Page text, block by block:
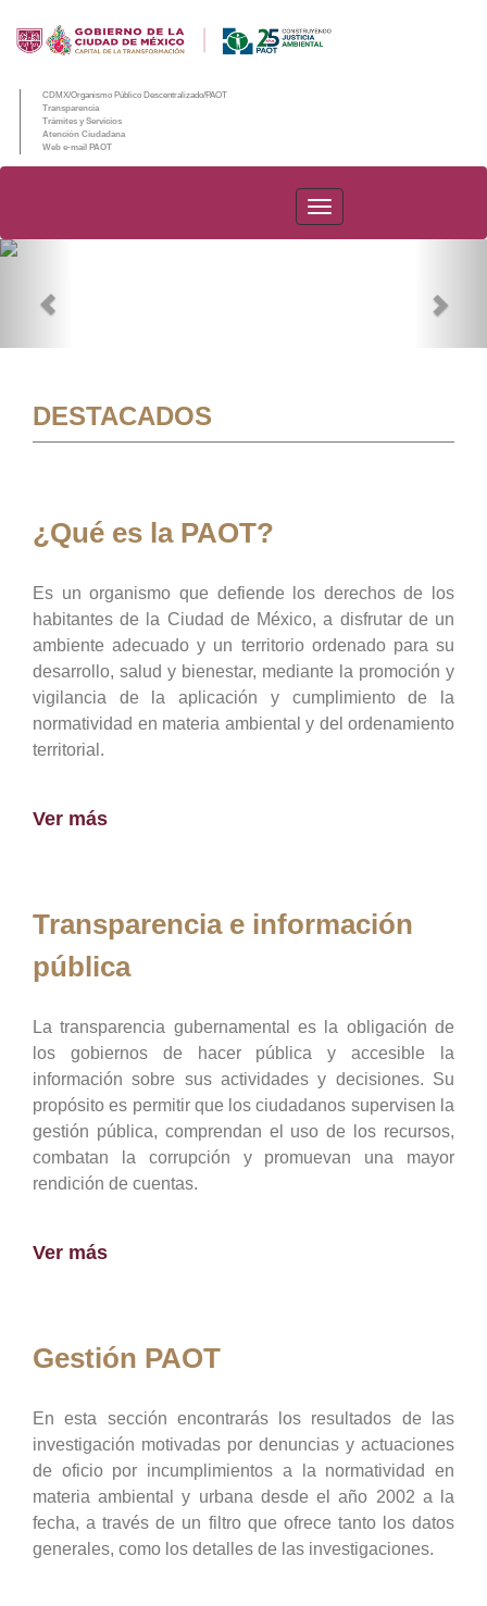
CDMX/Organismo Público Descentralizado/PAOT
Transparencia
Trámites y Servicios
Atención Ciudadana
Web e-mail PAOT
PAOT
DESTACADOS
¿Qué es la PAOT?
Es un organismo que defiende los derechos de los
habitantes de la Ciudad de México, a disfrutar de un
ambiente adecuado y un territorio ordenado para su
desarrollo, salud y bienestar, mediante la promoción y
vigilancia de la aplicación y cumplimiento de la
normatividad en materia ambiental y del ordenamiento
territorial.
Ver más
Transparencia e información
pública
La transparencia gubernamental es la obligación de
los gobiernos de hacer pública y accesible la
información sobre sus actividades y decisiones. Su
propósito es permitir que los ciudadanos supervisen la
gestión pública, comprendan el uso de los recursos,
combatan la corrupción y promuevan una mayor
rendición de cuentas.
Ver más
Gestión PAOT
En esta sección encontrarás los resultados de las
investigación motivadas por denuncias y actuaciones
de oficio por incumplimientos a la normatividad en
materia ambiental y urbana desde el año 2002 a la
fecha, a través de un filtro que ofrece tanto los datos
generales, como los detalles de las investigaciones.